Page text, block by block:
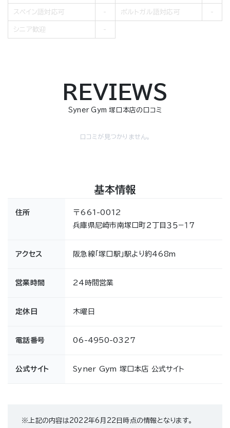
スペイン語対応可 ポルトガル語対応可
シニア歓迎
REVIEWS
Syner Gym 塚口本店の口コミ
口コミが見つかりません。
基本情報
住所
〒661-0012
兵庫県尼崎市南塚口町２丁目３５−１７
アクセス 阪急線「塚口駅」駅より約468m
営業時間 24時間営業
定休日 木曜日
電話番号 06-4950-0327
公式サイト Syner Gym 塚口本店 公式サイト
※上記の内容は2022年6月22日時点の情報となります。